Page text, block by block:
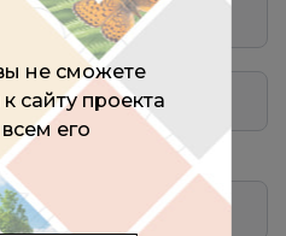
не сможете
сайту проекта
его